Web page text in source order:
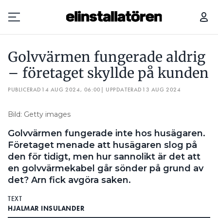
Prenumerera
Hantera prenumeration
Lediga jobb
Annonsera
Läs E-tidningen
Kontakt
Personuppgifter
Golvvärmen fungerade aldrig
– företaget skyllde på kunden
PUBLICERAD 14 AUG 2024, 06:00 | UPPDATERAD 13 AUG 2024
Bild: Getty images
Golvvärmen fungerade inte hos husägaren.
Företaget menade att husägaren slog på
den för tidigt, men hur sannolikt är det att
en golvvärmekabel går sönder på grund av
det? Arn fick avgöra saken.
TEXT
HJALMAR INSULANDER